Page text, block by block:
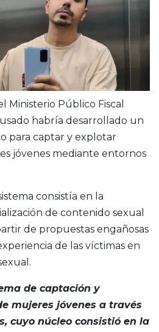
Ministerio Público Fiscal
habría desarrollado un
para captar y explotar
jóvenes mediante entornos
consistía en la
de contenido sexual
de propuestas engañosas
de las víctimas en
de captación y
mujeres jóvenes a través
cuyo núcleo consistió en la